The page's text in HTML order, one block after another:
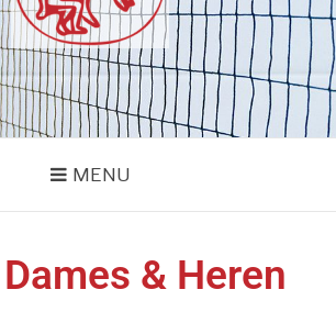
VAT
MENU
& Heren